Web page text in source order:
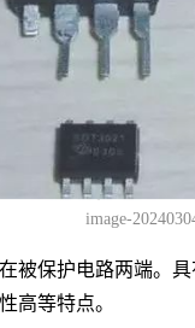
image-
被保护电路两端。
高等特点。